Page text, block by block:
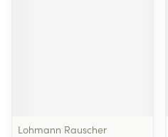
Lohmann Rauscher